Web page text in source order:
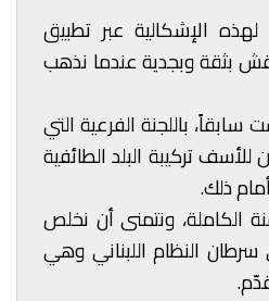
الإشكالية عبر تطبيق
بثقة وبجدية عندما نذهب
باللجنة الفرعية التي
تركيبة البلد الطائفية
ذلك.
الكاملة، ونتمنى أن نخلص
النظام اللبناني وهي